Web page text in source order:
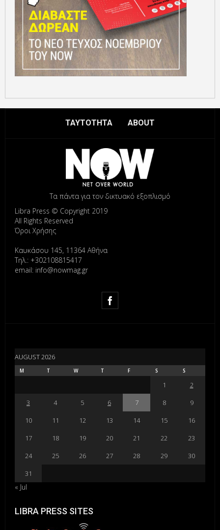
ΤΑΥΤΟΤΗΤΑ ABOUT
Τα πάντα για τον δικτυακό εξοπλισμό
Libra Press © Copyright 2019
All Rights Reserved
Όροι Χρήσης
Καυκάσου 145, 11364 Αθήνα
Τηλ.: +302108815417
email: info@nowmag.gr
AUGUST 2026
M T W T F S S
1
2
3
4 5 6 7 8
9
10
11 12 13 14 15
16
17
18 19 20 21 22
23
24
25 26 27 28 29
30
31
« Jul
LIBRA PRESS SITES